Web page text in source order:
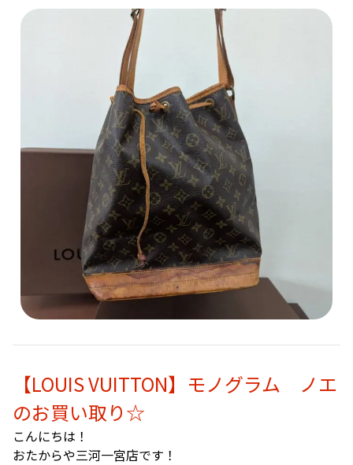
【LOUIS VUITTON】モノグラム ノエ
のお買い取り☆
こんにちは！
おたからや三河一宮店です！